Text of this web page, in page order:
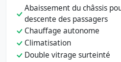
Abaissement du châssis
descente des passagers
Chauffage autonome
Climatisation
Double vitrage surteinté